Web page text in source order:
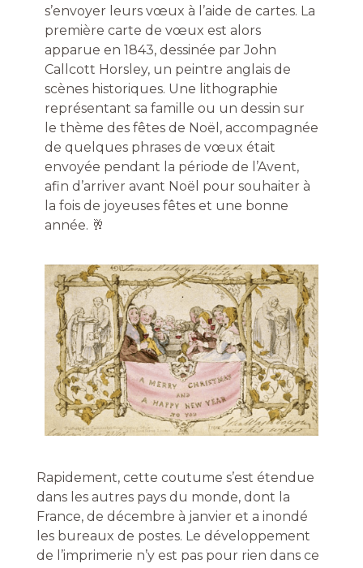
s’envoyer leurs vœux à l’aide de cartes. La
première carte de vœux est alors
apparue en 1843, dessinée par John
Callcott Horsley, un peintre anglais de
scènes historiques. Une lithographie
représentant sa famille ou un dessin sur
le thème des fêtes de Noël, accompagnée
de quelques phrases de vœux était
envoyée pendant la période de l’Avent,
afin d’arriver avant Noël pour souhaiter à
la fois de joyeuses fêtes et une bonne
année. 🥂
Rapidement, cette coutume s’est étendue
dans les autres pays du monde, dont la
France, de décembre à janvier et a inondé
les bureaux de postes. Le développement
de l’imprimerie n’y est pas pour rien dans ce